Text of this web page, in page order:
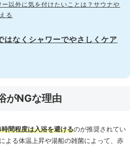
以外に気を付けたいことは？サウナや
る
はなくシャワーでやさしくケア
がNGな理由
間程度は入浴を避けるのが推奨されてい
よる体温上昇や湯船の雑菌によって、赤